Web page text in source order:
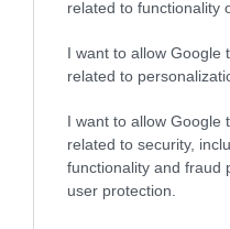
related to functionality
I want to allow Google
related to
I want to allow Google
related to security,
functionality and fraud
user protection.